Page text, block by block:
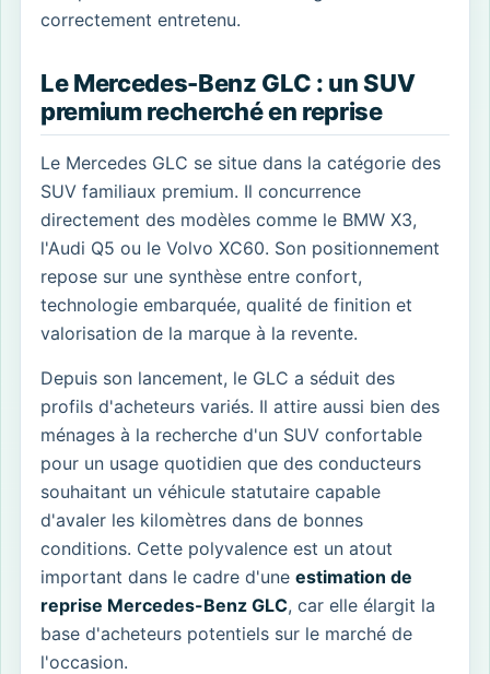
correctement entretenu.
Le Mercedes-Benz GLC : un SUV
premium recherché en reprise
Le Mercedes GLC se situe dans la catégorie des
SUV familiaux premium. Il concurrence
directement des modèles comme le BMW X3,
l'Audi Q5 ou le Volvo XC60. Son positionnement
repose sur une synthèse entre confort,
technologie embarquée, qualité de finition et
valorisation de la marque à la revente.
Depuis son lancement, le GLC a séduit des
profils d'acheteurs variés. Il attire aussi bien des
ménages à la recherche d'un SUV confortable
pour un usage quotidien que des conducteurs
souhaitant un véhicule statutaire capable
d'avaler les kilomètres dans de bonnes
conditions. Cette polyvalence est un atout
important dans le cadre d'une estimation de
reprise Mercedes-Benz GLC, car elle élargit la
base d'acheteurs potentiels sur le marché de
l'occasion.